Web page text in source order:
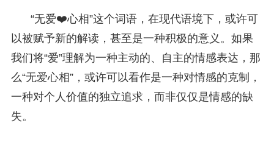
“无爱❤️心相”这个词语，在现代语境下，或许可
以被赋予新的解读，甚至是一种积极的意义。如果
我们将“爱”理解为一种主动的、自主的情感表达，那
么“无爱心相”，或许可以看作是一种对情感的克制，
一种对个人价值的独立追求，而非仅仅是情感的缺
失。